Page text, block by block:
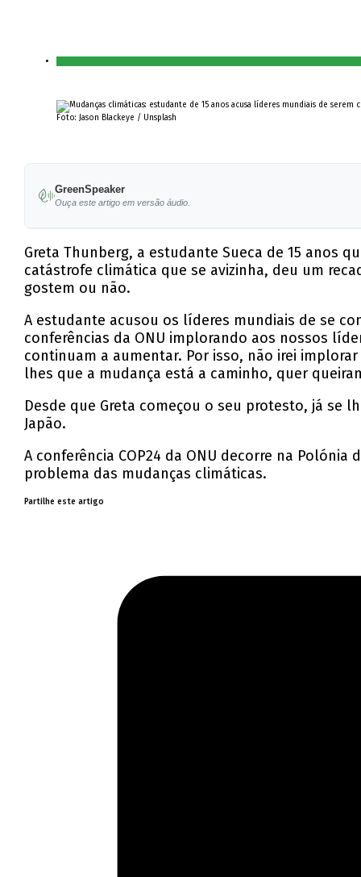
Foto: Jason Blackeye / Unsplash
GreenSpeaker
Ouça este artigo em versão áudio.
Greta Thunberg, a estudante Sueca de 15 anos
catástrofe climática que se avizinha, deu um
gostem ou não.
A estudante acusou os líderes mundiais de se
conferências da ONU implorando aos nossos
continuam a aumentar. Por isso, não irei
lhes que a mudança está a caminho, quer
Desde que Greta começou o seu protesto, já
Japão.
A conferência COP24 da ONU decorre na
problema das mudanças climáticas.
Partilhe este artigo